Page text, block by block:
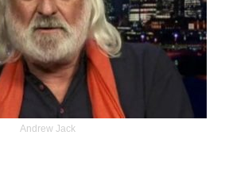
Andrew Jack